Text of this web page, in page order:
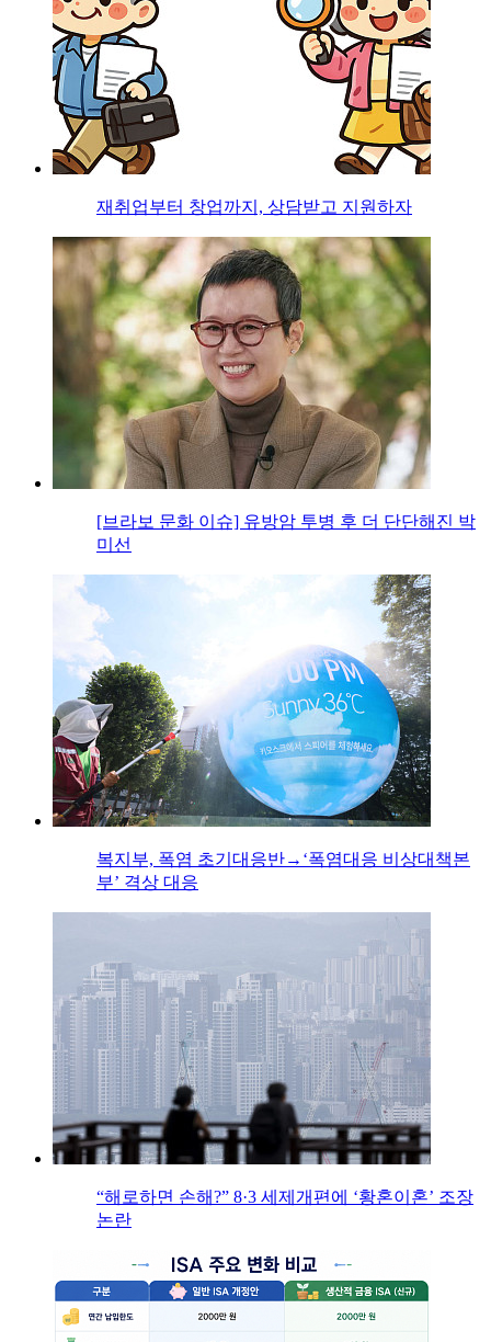
재취업부터 창업까지, 상담받고 지원하자
[브라보 문화 이슈] 유방암 투병 후 더 단단해진 박
미선
복지부, 폭염 초기대응반→‘폭염대응 비상대책본
부’ 격상 대응
“해로하면 손해?” 8·3 세제개편에 ‘황혼이혼’ 조장
논란